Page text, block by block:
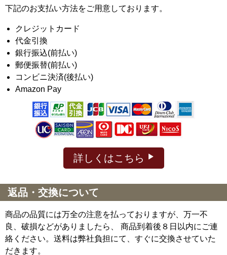
下記のお支払い方法をご用意しております。
クレジットカード
代金引換
銀行振込(前払い)
郵便振替(前払い)
コンビニ決済(後払い)
Amazon Pay
詳しくはこちら
返品・交換について
商品の品質には万全の注意を払っておりますが、万一不
良、破損などがありましたら、 商品到着後８日以内にご連
絡ください。送料は弊社負担にて、すぐに交換させていた
だきます。